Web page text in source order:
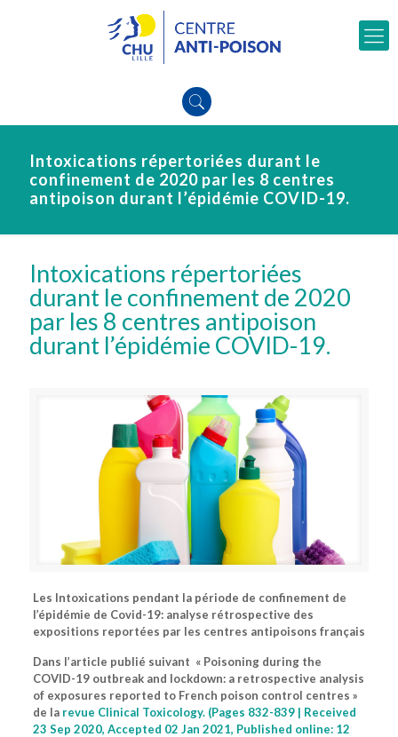
Intoxications répertoriées durant le
confinement de 2020 par les 8 centres
antipoison durant l’épidémie COVID-19.
Intoxications répertoriées
durant le confinement de 2020
par les 8 centres antipoison
durant l’épidémie COVID-19.
Les Intoxications pendant la période de confinement de
l’épidémie de Covid-19: analyse rétrospective des
expositions reportées par les centres antipoisons français
Dans l’article publié suivant « Poisoning during the
COVID-19 outbreak and lockdown: a retrospective analysis
of exposures reported to French poison control centres »
de la revue Clinical Toxicology. (Pages 832-839 | Received
23 Sep 2020, Accepted 02 Jan 2021, Published online: 12